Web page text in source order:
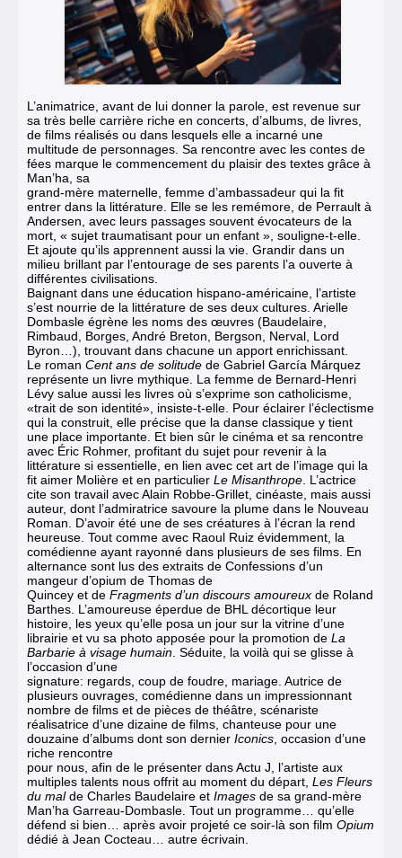
L’animatrice, avant de lui donner la parole, est revenue sur
sa très belle carrière riche en concerts, d’albums, de livres,
de films réalisés ou dans lesquels elle a incarné une
multitude de personnages. Sa rencontre avec les contes de
fées marque le commencement du plaisir des textes grâce à
Man’ha, sa
grand-mère maternelle, femme d’ambassadeur qui la fit
entrer dans la littérature. Elle se les remémore, de Perrault à
Andersen, avec leurs passages souvent évocateurs de la
mort, « sujet traumatisant pour un enfant », souligne-t-elle.
Et ajoute qu’ils apprennent aussi la vie. Grandir dans un
milieu brillant par l’entourage de ses parents l’a ouverte à
différentes civilisations.
Baignant dans une éducation hispano-américaine, l’artiste
s’est nourrie de la littérature de ses deux cultures. Arielle
Dombasle égrène les noms des œuvres (Baudelaire,
Rimbaud, Borges, André Breton, Bergson, Nerval, Lord
Byron…), trouvant dans chacune un apport enrichissant.
Le roman Cent ans de solitude de Gabriel García Márquez
représente un livre mythique. La femme de Bernard-Henri
Lévy salue aussi les livres où s’exprime son catholicisme,
«trait de son identité», insiste-t-elle. Pour éclairer l’éclectisme
qui la construit, elle précise que la danse classique y tient
une place importante. Et bien sûr le cinéma et sa rencontre
avec Éric Rohmer, profitant du sujet pour revenir à la
littérature si essentielle, en lien avec cet art de l’image qui la
fit aimer Molière et en particulier Le Misanthrope . L’actrice
cite son travail avec Alain Robbe-Grillet, cinéaste, mais aussi
auteur, dont l’admiratrice savoure la plume dans le Nouveau
Roman. D’avoir été une de ses créatures à l’écran la rend
heureuse. Tout comme avec Raoul Ruiz évidemment, la
comédienne ayant rayonné dans plusieurs de ses films. En
alternance sont lus des extraits de Confessions d’un
mangeur d’opium de Thomas de
Quincey et de Fragments d’un discours amoureux de Roland
Barthes. L’amoureuse éperdue de BHL décortique leur
histoire, les yeux qu’elle posa un jour sur la vitrine d’une
librairie et vu sa photo apposée pour la promotion de La
Barbarie à visage humain . Séduite, la voilà qui se glisse à
l’occasion d’une
signature: regards, coup de foudre, mariage. Autrice de
plusieurs ouvrages, comédienne dans un impressionnant
nombre de films et de pièces de théâtre, scénariste
réalisatrice d’une dizaine de films, chanteuse pour une
douzaine d’albums dont son dernier Iconics , occasion d’une
riche rencontre
pour nous, afin de le présenter dans Actu J, l’artiste aux
multiples talents nous offrit au moment du départ, Les Fleurs
du malde Charles Baudelaire et Images de sa grand-mère
Man’ha Garreau-Dombasle. Tout un programme… qu’elle
défend si bien… après avoir projeté ce soir-là son film Opium
dédié à Jean Cocteau… autre écrivain.